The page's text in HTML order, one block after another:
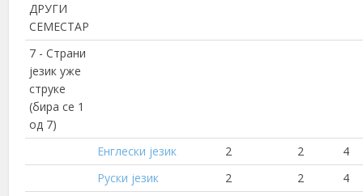
ДРУГИ
СЕМЕСТАР
7 - Страни
језик уже
струке
(бира се 1
од 7)
Енглески језик
2 2
4
Руски језик
2 2
4